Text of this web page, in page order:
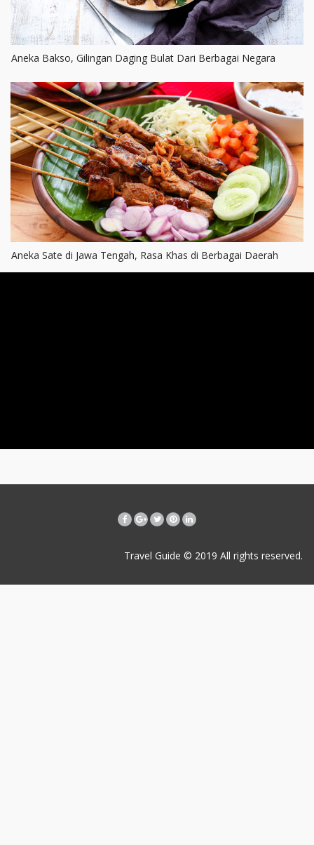
Aneka Bakso, Gilingan Daging Bulat Dari Berbagai Negara
Aneka Sate di Jawa Tengah, Rasa Khas di Berbagai Daerah
Travel Guide © 2019 All rights reserved.